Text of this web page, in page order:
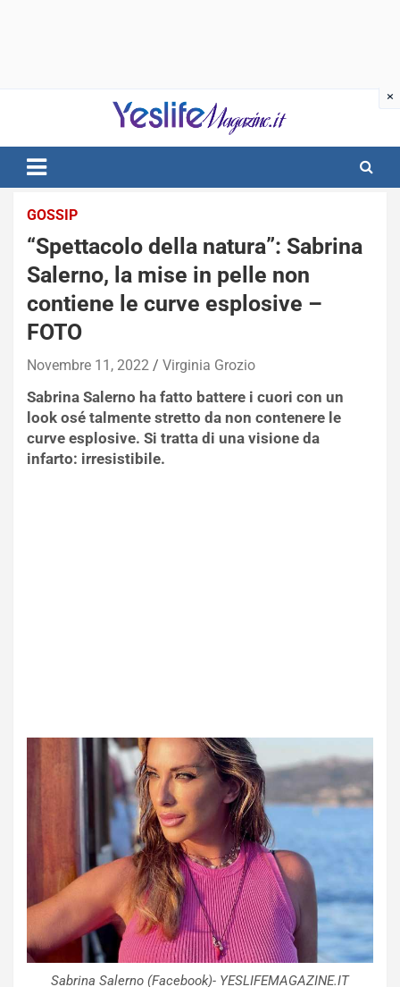
notizie di intrattenimento
GOSSIP
“Spettacolo della natura”: Sabrina
Salerno, la mise in pelle non
contiene le curve esplosive –
FOTO
Novembre 11, 2022 Virginia Grozio
Sabrina Salerno ha fatto battere i cuori con un
look osé talmente stretto da non contenere le
curve esplosive. Si tratta di una visione da
infarto: irresistibile.
Sabrina Salerno (Facebook)- YESLIFEMAGAZINE.IT